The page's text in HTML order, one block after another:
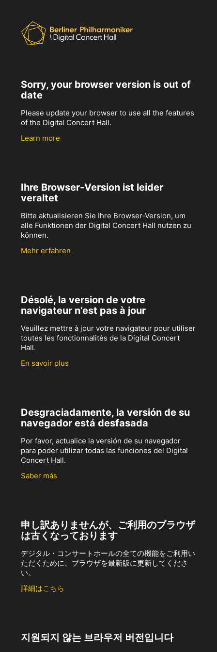
Sorry, your browser version is out of
date
Please update your browser to use all the features
of the Digital Concert Hall.
Learn more
Ihre Browser-Version ist leider
veraltet
Bitte aktualisieren Sie Ihre Browser-Version, um
alle Funktionen der Digital Concert Hall nutzen zu
können.
Mehr erfahren
Désolé, la version de votre
navigateur n’est pas à jour
Veuillez mettre à jour votre navigateur pour utiliser
toutes les fonctionnalités de la Digital Concert
Hall.
En savoir plus
Desgraciadamente, la versión de su
navegador está desfasada
Por favor, actualice la versión de su navegador
para poder utilizar todas las funciones del Digital
Concert Hall.
Saber más
申し訳ありませんが、ご利用のブラウザ
は古くなっております
デジタル・コンサートホールの全ての機能をご利用い
ただくために、ブラウザを最新版に更新してくださ
い。
詳細はこちら
지원되지 않는 브라우저 버전입니다